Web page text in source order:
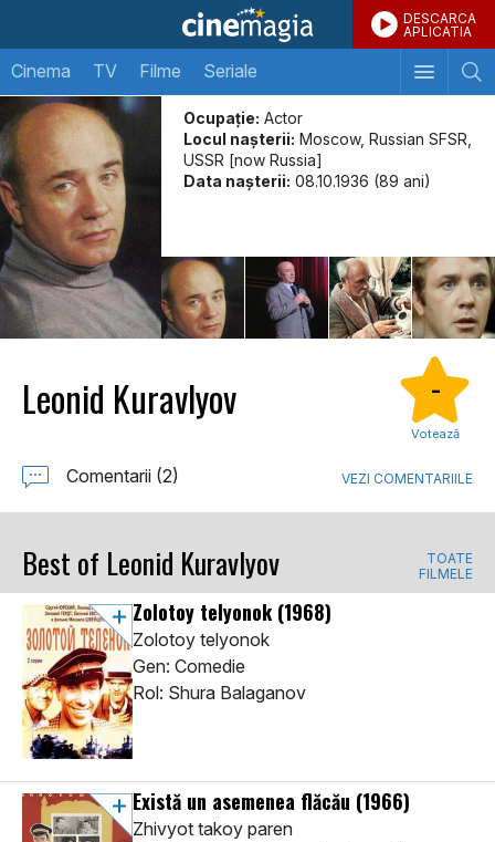
DESCARCA
APLICATIA
Cinema TV Filme Seriale
Ocupație: Actor
Locul naşterii: Moscow, Russian SFSR,
USSR [now Russia]
Data naşterii: 08.10.1936 (89 ani)
Leonid Kuravlyov -
Votează
Comentarii (2) VEZI COMENTARIILE
Best of Leonid Kuravlyov
TOATE
FILMELE
Zolotoy telyonok (1968)
Zolotoy telyonok
Gen: Comedie
Rol: Shura Balaganov
Există un asemenea flăcău (1966)
Zhivyot takoy paren